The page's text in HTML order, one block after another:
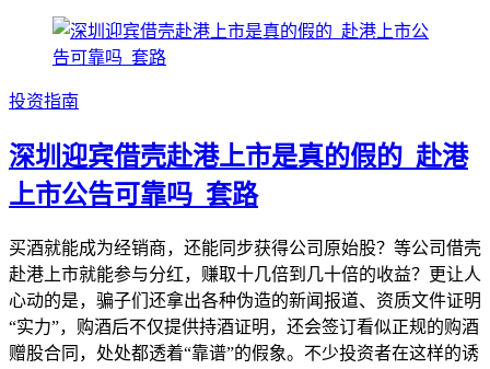
投资指南
深圳迎宾借壳赴港上市是真的假的_赴港
上市公告可靠吗_套路
买酒就能成为经销商，还能同步获得公司原始股？等公司借壳
赴港上市就能参与分红，赚取十几倍到几十倍的收益？更让人
心动的是，骗子们还拿出各种伪造的新闻报道、资质文件证明
“实力”，购酒后不仅提供持酒证明，还会签订看似正规的购酒
赠股合同，处处都透着“靠谱”的假象。不少投资者在这样的诱